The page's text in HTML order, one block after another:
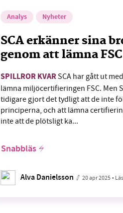
Analys Nyheter
SCA erkänner sina
genom att lämna FSC
SPILLROR KVARSCA har gått ut
lämna miljöcertifieringen FSC. Men
tidigare gjort det tydligt att de inte
principerna, och att lämna
inte att de plötsligt ka...
Snabbläs
Alva Danielsson 20 apr 2025•